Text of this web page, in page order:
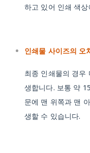
하고 있어 인쇄 색
인쇄물 사이즈의 오
최종 인쇄물의 경
생합니다. 보통 약
문에 맨 위쪽과 맨
생할 수 있습니다.